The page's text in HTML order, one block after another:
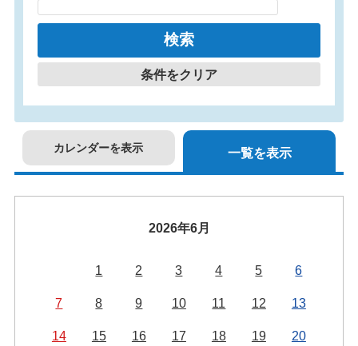
条件をクリア
カレンダーを表示 一覧を表示
2026年6月
1 2 3 4 5 6
7 8 9 10 11 12 13
14 15 16 17 18 19 20